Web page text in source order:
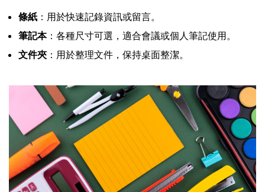
條紙 ：用於快速記錄資訊或留言。
筆記本：各種尺寸可選，適合會議或個人筆記使用。
文件夾 ：用於整理文件，保持桌面整潔。